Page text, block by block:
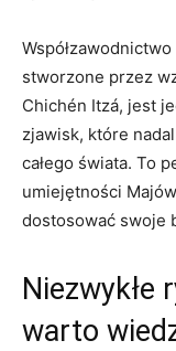
stworzone przez‍
Chichén Itzá, jest
zjawisk, które
całego‌ świata. To‍
umiejętności
dostosować swoje
Niezwykłe
warto